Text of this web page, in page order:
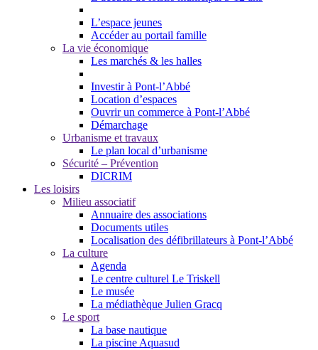
L’espace jeunes
Accéder au portail famille
La vie économique
Les marchés & les halles
Investir à Pont-l’Abbé
Location d’espaces
Ouvrir un commerce à Pont-l’Abbé
Démarchage
Urbanisme et travaux
Le plan local d’urbanisme
Sécurité – Prévention
DICRIM
Les loisirs
Milieu associatif
Annuaire des associations
Documents utiles
Localisation des défibrillateurs à Pont-l’Abbé
La culture
Agenda
Le centre culturel Le Triskell
Le musée
La médiathèque Julien Gracq
Le sport
La base nautique
La piscine Aquasud